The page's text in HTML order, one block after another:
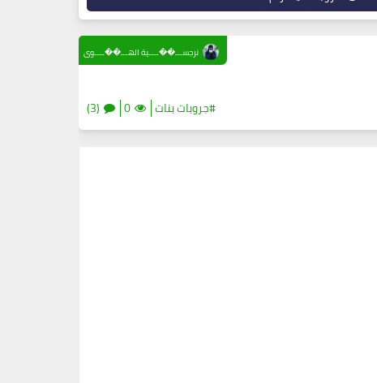
#جروبات بنات 0
(3)
نرجســـ��ــــية الهـــ��ــــوى